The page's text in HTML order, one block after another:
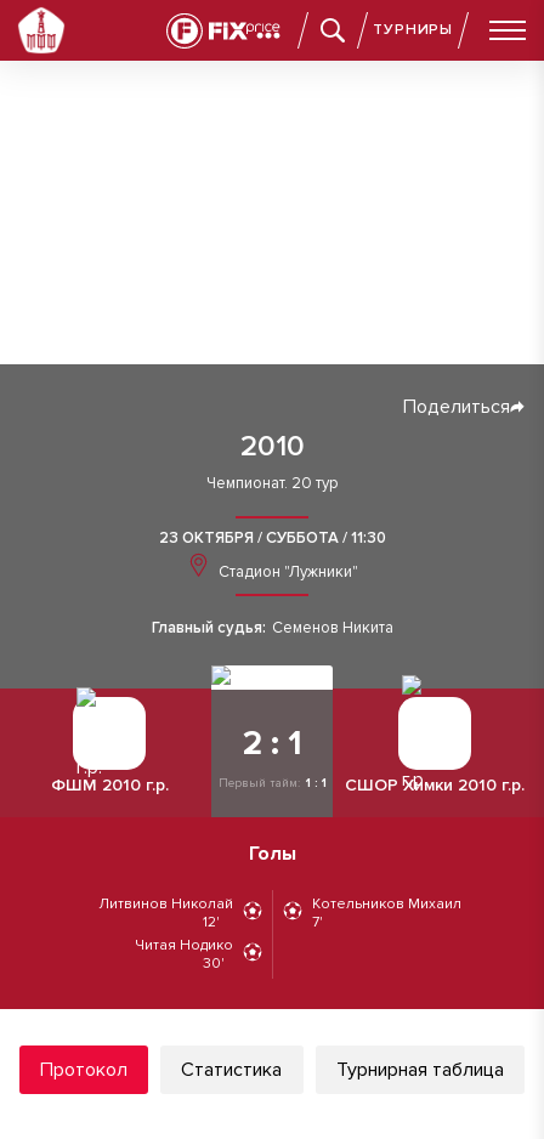
ТУРНИРЫ
2010
Поделиться
Чемпионат. 20 тур
23 ОКТЯБРЯ / СУББОТА / 11:30
Стадион "Лужники"
Главный судья: Семенов Никита
ФШМ 2010 г.р.
2 : 1
Первый тайм: 1 : 1 СШОР Химки 2010 г.р.
Голы
Литвинов Николай
12'
Читая Нодико
30'
Котельников Михаил
7'
Протокол Статистика Турнирная таблица